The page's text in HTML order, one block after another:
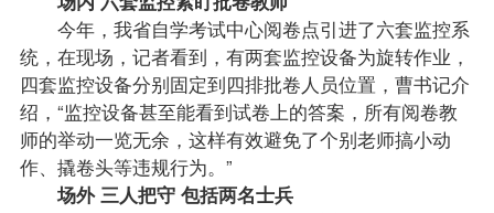
今年，我省自学考试中心阅卷点引进了六套监控系
统，在现场，记者看到，有两套监控设备为旋转作业，
四套监控设备分别固定到四排批卷人员位置，曹书记介
绍，“监控设备甚至能看到试卷上的答案，所有阅卷教
师的举动一览无余，这样有效避免了个别老师搞小动
作、撬卷头等违规行为。”
场外 三人把守 包括两名士兵